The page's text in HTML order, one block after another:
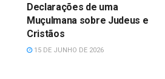
Declarações de uma
Muçulmana sobre Judeus e
Cristãos
15 DE JUNHO DE 2026